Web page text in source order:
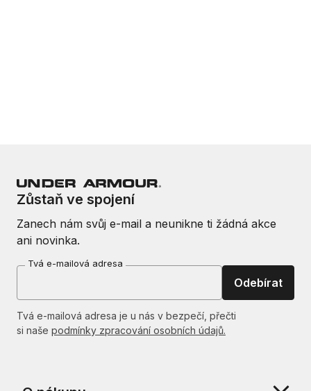
Zůstaň ve spojení
Zanech nám svůj e-mail a neunikne ti žádná akce
ani novinka.
Tvá e-mailová adresa
Odebírat
Tvá e-mailová adresa je u nás v bezpečí, přečti
si naše podmínky zpracování osobních údajů.